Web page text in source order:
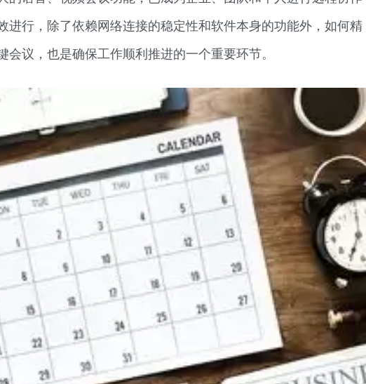
进行，除了依赖网络连接的稳定性和软件本身的功能外，如何精
议，也是确保工作顺利推进的一个重要环节。